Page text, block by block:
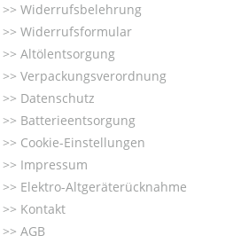
Widerrufsbelehrung
Widerrufsformular
Altölentsorgung
Verpackungsverordnung
Datenschutz
Batterieentsorgung
Cookie-Einstellungen
Impressum
Elektro-Altgeräterücknahme
Kontakt
AGB